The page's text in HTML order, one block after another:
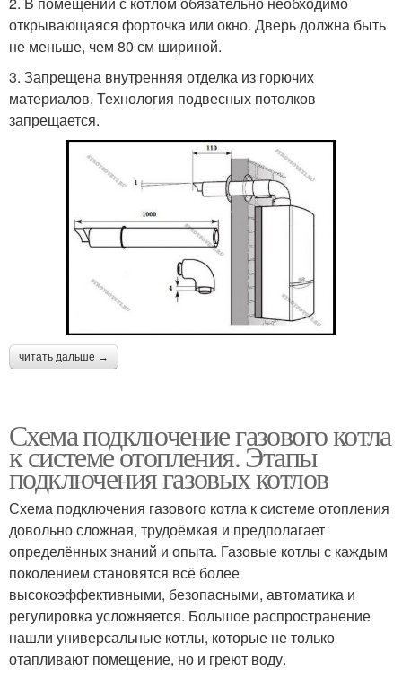
открывающаяся форточка или окно. Дверь должна быть
не меньше, чем 80 см шириной.
3. Запрещена внутренняя отделка из горючих
материалов. Технология подвесных потолков
запрещается.
читать дальше →
Схема подключение газового котла
к системе отопления. Этапы
подключения газовых котлов
Схема подключения газового котла к системе отопления
довольно сложная, трудоёмкая и предполагает
определённых знаний и опыта. Газовые котлы с каждым
поколением становятся всё более
высокоэффективными, безопасными, автоматика и
регулировка усложняется. Большое распространение
нашли универсальные котлы, которые не только
отапливают помещение, но и греют воду.